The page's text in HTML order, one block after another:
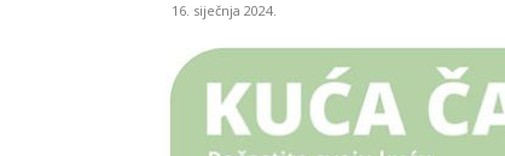
16. siječnja 2024.